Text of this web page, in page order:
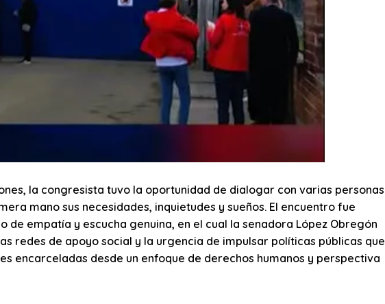
la congresista tuvo la oportunidad de dialogar con varias personas
mano sus necesidades, inquietudes y sueños. El encuentro fue
de empatía y escucha genuina, en el cual la senadora López Obregón
redes de apoyo social y la urgencia de impulsar políticas públicas que
encarceladas desde un enfoque de derechos humanos y perspectiva